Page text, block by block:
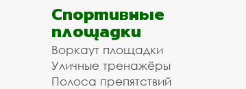
Спортивные
площадки
Воркаут площадки
Уличные тренажёры
Полоса препятствий